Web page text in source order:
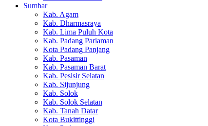
Sumbar
Kab. Agam
Kab. Dharmasraya
Kab. Lima Puluh Kota
Kab. Padang Pariaman
Kota Padang Panjang
Kab. Pasaman
Kab. Pasaman Barat
Kab. Pesisir Selatan
Kab. Sijunjung
Kab. Solok
Kab. Solok Selatan
Kab. Tanah Datar
Kota Bukittinggi